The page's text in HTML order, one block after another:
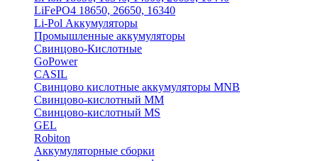
LiFePO4 18650, 26650, 16340
Li-Pol Аккумуляторы
Промышленные аккумуляторы
Свинцово-Кислотные
GoPower
CASIL
Свинцово кислотные аккумуляторы MNB
Cвинцово-кислотный MM
Cвинцово-кислотный MS
GEL
Robiton
Аккумуляторные сборки